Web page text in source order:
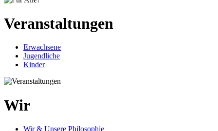
Veranstaltungen
Erwachsene
Jugendliche
Kinder
Wir
Wir & Unsere Philosophie